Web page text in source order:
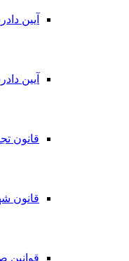
آیین
آیین
قانون
قانون
قوانین